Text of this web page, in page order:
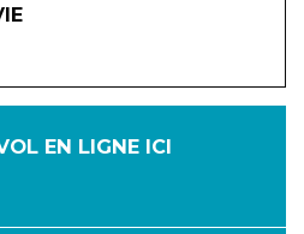
EN LIGNE ICI
MAI JUIN
AOÛT SEPTEMBRE